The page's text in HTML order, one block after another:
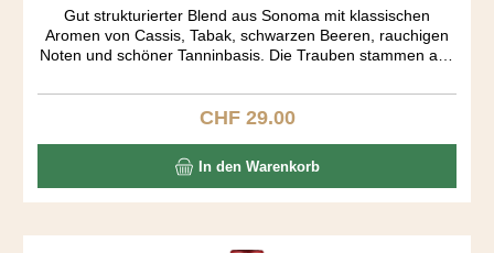
Gut strukturierter Blend aus Sonoma mit klassischen
Aromen von Cassis, Tabak, schwarzen Beeren, rauchigen
Noten und schöner Tanninbasis. Die Trauben stammen aus
Alexander Valley.
Regulärer Preis:
CHF 29.00
In den Warenkorb